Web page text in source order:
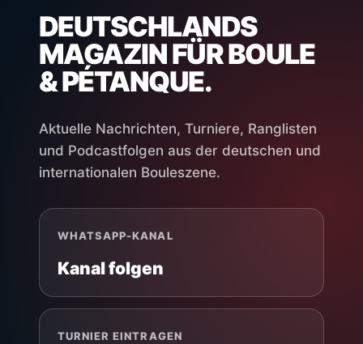
DEUTSCHLANDS
MAGAZIN FÜR BOULE
& PÉTANQUE.
Aktuelle Nachrichten, Turniere, Ranglisten
und Podcastfolgen aus der deutschen und
internationalen Bouleszene.
WHATSAPP-KANAL
Kanal folgen
TURNIER EINTRAGEN